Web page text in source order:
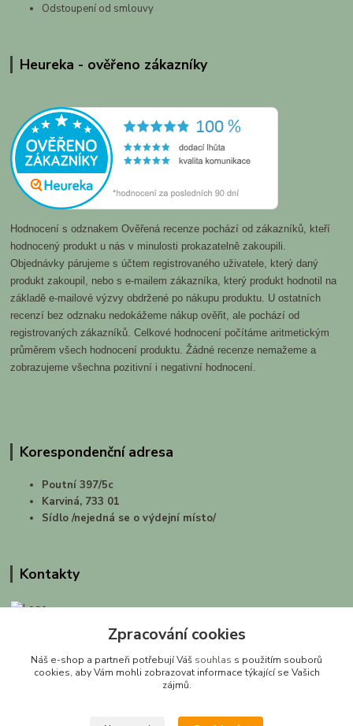
Odstoupení od smlouvy
Heureka - ověřeno zákazníky
Hodnocení s odznakem Ověřená recenze pochází od zákazníků, kteří
hodnocený produkt u nás v minulosti prokazatelně zakoupili.
Objednávky párujeme s účtem registrovaného uživatele, který daný
produkt zakoupil, nebo s e-mailem zákazníka, který produkt hodnotil na
základě e-mailové výzvy obdržené po nákupu produktu. U ostatních
recenzí bez odznaku nedokážeme nákup ověřit, ale pochází od
registrovaných zákazníků. Celkové hodnocení počítáme aritmetickým
průměrem všech hodnocení produktu. Žádné recenze nemažeme a
zobrazujeme všechna pozitivní i negativní hodnocení.
Korespondenční adresa
Poutní 397/5c
Karviná, 733 01
Sídlo /nejedná se o výdejní místo/
Kontakty
Gabriela Pawlasová Koppová
Zpracování cookies
Náš e-shop a partneři potřebují Váš souhlas s použitím souborů
cookies, aby Vám mohli zobrazovat informace týkající se Vašich
zájmů.